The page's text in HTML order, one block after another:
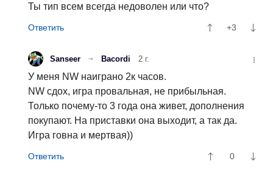
Ты тип всем всегда недоволен или что?
+3
Sanseer Bacordi 2 г.
У меня NW наиграно 2к часов.
NW сдох, игра провальная, не прибыльная.
Только почему-то 3 года она живет, дополнения
покупают. На приставки она выходит, а так да.
Игра говна и мертвая))
0